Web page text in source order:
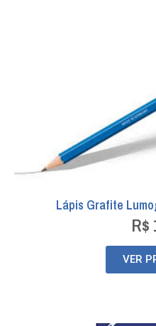
Lápis Grafite
R$
VER